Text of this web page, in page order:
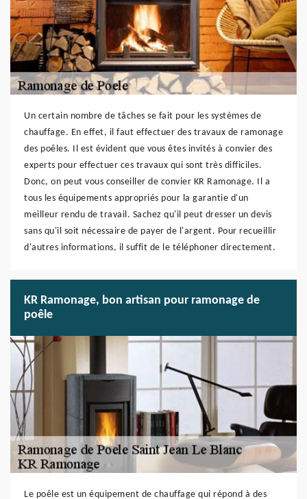
Un certain nombre de tâches se fait pour les systèmes de
chauffage. En effet, il faut effectuer des travaux de ramonage
des poêles. Il est évident que vous êtes invités à convier des
experts pour effectuer ces travaux qui sont très difficiles.
Donc, on peut vous conseiller de convier KR Ramonage. Il a
tous les équipements appropriés pour la garantie d'un
meilleur rendu de travail. Sachez qu'il peut dresser un devis
sans qu'il soit nécessaire de payer de l'argent. Pour recueillir
d'autres informations, il suffit de le téléphoner directement.
KR Ramonage, bon artisan pour ramonage de
poêle
Le poêle est un équipement de chauffage qui répond à des